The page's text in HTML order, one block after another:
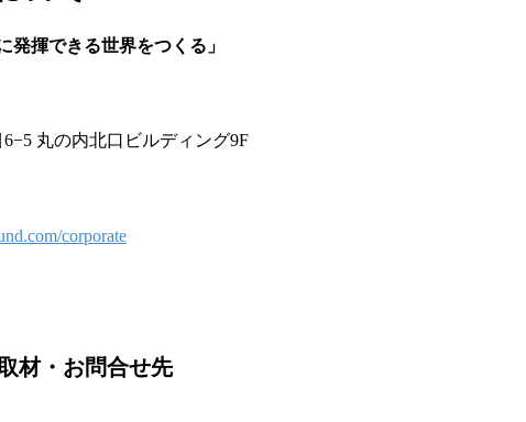
発揮できる世界をつくる」
丸の内北口ビルディング9F
corporate
材・お問合せ先